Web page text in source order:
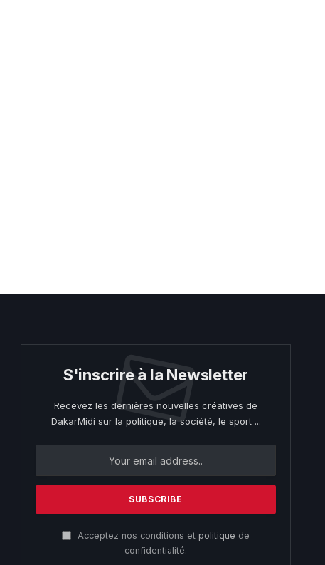
S'inscrire à la Newsletter
Recevez les dernières nouvelles créatives de
DakarMidi sur la politique, la société, le sport ...
Acceptez nos conditions et politique de
confidentialité.